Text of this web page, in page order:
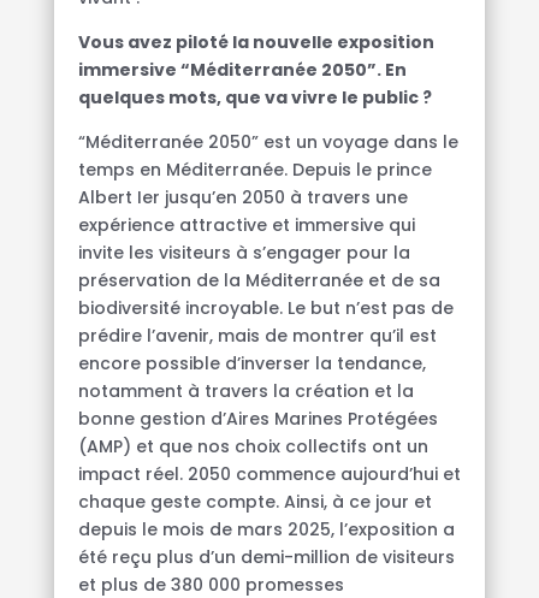
Vous avez piloté la nouvelle exposition
immersive “Méditerranée 2050”. En
quelques mots, que va vivre le public ?
“Méditerranée 2050” est un voyage dans le
temps en Méditerranée. Depuis le prince
Albert Ier jusqu’en 2050 à travers une
expérience attractive et immersive qui
invite les visiteurs à s’engager pour la
préservation de la Méditerranée et de sa
biodiversité incroyable. Le but n’est pas de
prédire l’avenir, mais de montrer qu’il est
encore possible d’inverser la tendance,
notamment à travers la création et la
bonne gestion d’Aires Marines Protégées
(AMP) et que nos choix collectifs ont un
impact réel. 2050 commence aujourd’hui et
chaque geste compte. Ainsi, à ce jour et
depuis le mois de mars 2025, l’exposition a
été reçu plus d’un demi-million de visiteurs
et plus de 380 000 promesses